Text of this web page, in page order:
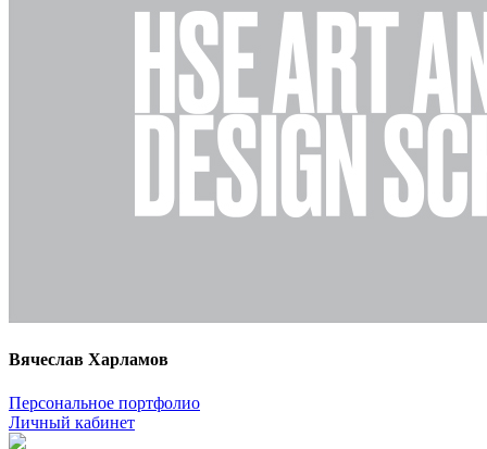
Вячеслав Харламов
Персональное портфолио
Личный кабинет